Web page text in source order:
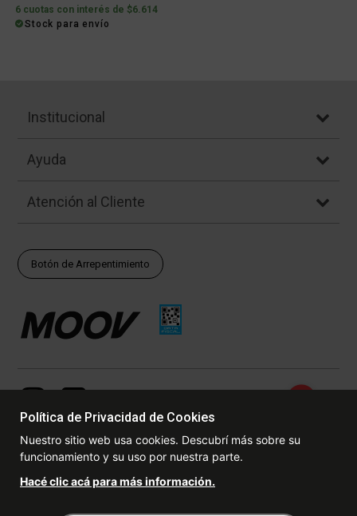
6 cuotas con interés de $6.614
Stock para envío
Institucional
Ayuda
Atención al Cliente
Botón de Arrepentimiento
© Copyright - 2017 - 2026 www.dexter.com.ar, TODOS LOS
DERECHOS RESERVADOS. Las fotos contenidas en este site, el
Política de Privacidad de Cookies
Nuestro sitio web usa cookies. Descubrí más sobre su
funcionamiento y su uso por nuestra parte.
Hacé clic acá para más información.